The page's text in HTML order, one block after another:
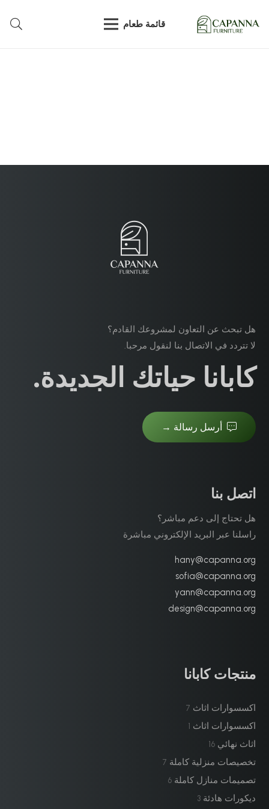
قائمة طعام
هل تبحث عن التعاون لمشروعك القادم؟
لا تتردد في الاتصال بنا لنقول مرحبا.
كابانا حياتك الجديدة.
أرسل رسالة →
اتصل بنا
هل تحتاج إلى دعم مباشر؟
راسلنا عبر البريد الإلكتروني مباشرة
hany@capanna.org
sofia@capanna.org
yann@capanna.org
design@capanna.org
منتجات كابانا
اكسسوارات اثاث 7
اكسسوارات اثاث 1
اثاث نهائي16
تخصيصات منزلية كاملة 7
تصميمات منازل كاملة6
ديكورات هادئة3